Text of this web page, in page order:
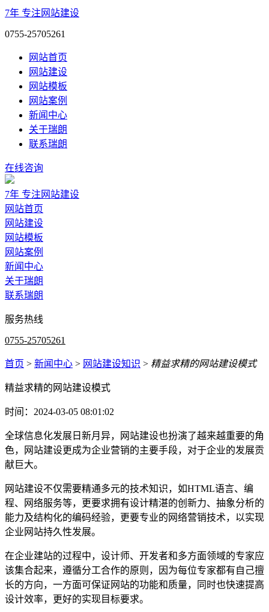
7年 专注网站建设
0755-25705261
网站首页
网站建设
网站模板
网站案例
新闻中心
关于瑞朗
联系瑞朗
在线咨询
7年 专注网站建设
网站首页
网站建设
网站模板
网站案例
新闻中心
关于瑞朗
联系瑞朗
服务热线
0755-25705261
首页 > 新闻中心 > 网站建设知识 > 精益求精的网站建设模式
精益求精的网站建设模式
时间：2024-03-05 08:01:02
全球信息化发展日新月异，网站建设也扮演了越来越重要的角
色，网站建设更成为企业营销的主要手段，对于企业的发展贡
献巨大。
网站建设不仅需要精通多元的技术知识，如HTML语言、编
程、网络服务等，更要求拥有设计精湛的创新力、抽象分析的
能力及结构化的编码经验，更要专业的网络营销技术，以实现
企业网站持久性发展。
在企业建站的过程中，设计师、开发者和多方面领域的专家应
该集合起来，遵循分工合作的原则，因为每位专家都有自己擅
长的方向，一方面可保证网站的功能和质量，同时也快速提高
设计效率，更好的实现目标要求。